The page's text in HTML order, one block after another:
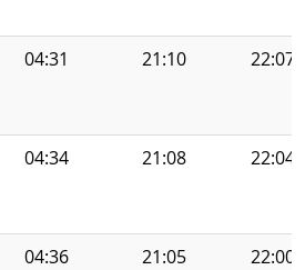
04:31 21:10 22:07
04:34 21:08 22:04
04:36 21:05 22:00